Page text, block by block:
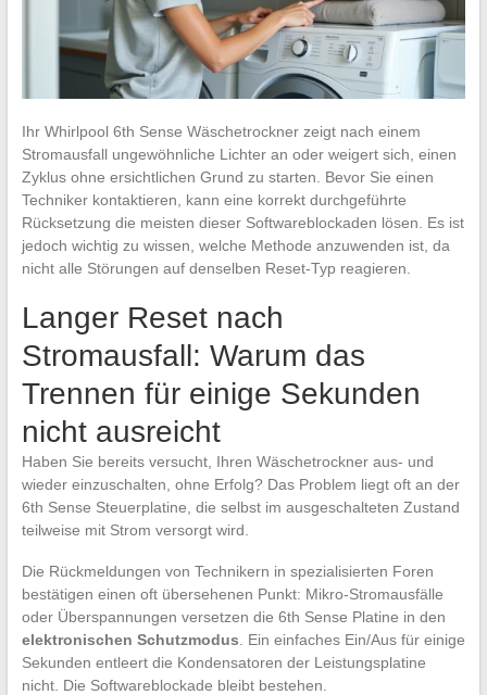
Ihr Whirlpool 6th Sense Wäschetrockner zeigt nach einem
Stromausfall ungewöhnliche Lichter an oder weigert sich, einen
Zyklus ohne ersichtlichen Grund zu starten. Bevor Sie einen
Techniker kontaktieren, kann eine korrekt durchgeführte
Rücksetzung die meisten dieser Softwareblockaden lösen. Es ist
jedoch wichtig zu wissen, welche Methode anzuwenden ist, da
nicht alle Störungen auf denselben Reset-Typ reagieren.
Langer Reset nach
Stromausfall: Warum das
Trennen für einige Sekunden
nicht ausreicht
Haben Sie bereits versucht, Ihren Wäschetrockner aus- und
wieder einzuschalten, ohne Erfolg? Das Problem liegt oft an der
6th Sense Steuerplatine, die selbst im ausgeschalteten Zustand
teilweise mit Strom versorgt wird.
Die Rückmeldungen von Technikern in spezialisierten Foren
bestätigen einen oft übersehenen Punkt: Mikro-Stromausfälle
oder Überspannungen versetzen die 6th Sense Platine in den
elektronischen Schutzmodus . Ein einfaches Ein/Aus für einige
Sekunden entleert die Kondensatoren der Leistungsplatine
nicht. Die Softwareblockade bleibt bestehen.